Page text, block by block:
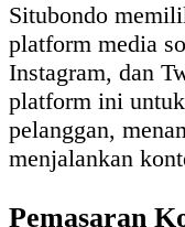
Situbondo
platform media
Instagram, dan
platform ini
pelanggan,
menjalankan
Pemasaran